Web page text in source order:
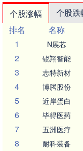
个股涨幅 个股跌
排名
名称
1
N展芯
2 锐翔智能
3 志特新材
4 博腾股份
5 近岸蛋白
6 毕得医药
7 五洲医疗
8 耐科装备